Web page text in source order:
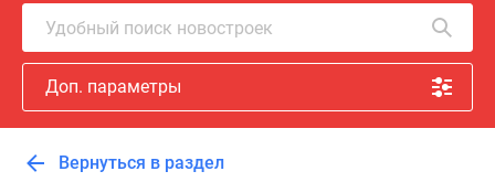
Новостройки
Москвы
Новостройки
Подмосковья
Новостройки
Москвы
Удобный поиск новостроек
Доп. параметры
Вернуться в раздел